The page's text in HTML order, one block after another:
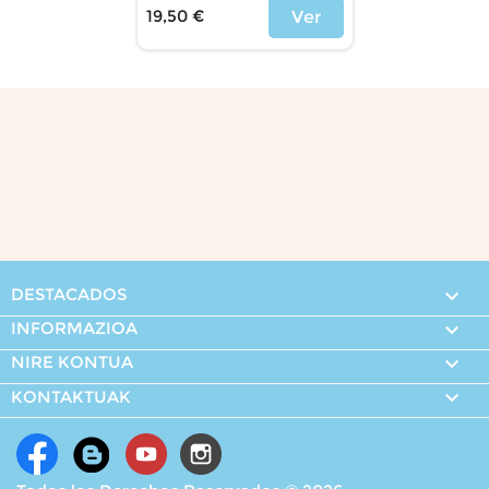
19,50 €
Ver
DESTACADOS 
INFORMAZIOA 
NIRE KONTUA 
KONTAKTUAK 